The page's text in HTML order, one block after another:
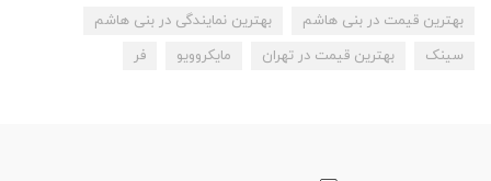
بهترین قیمت در بنی هاشم
بهترین نمایندگی در بنی هاشم
سینک
بهترین قیمت در تهران مایکروویو فر